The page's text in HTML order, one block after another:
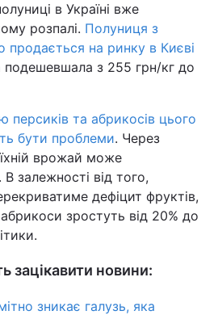
в Україні вже
розпалі. Полуниця з
продається на ринку в Києві
подешевшала з 255 грн/кг до
персиків та абрикосів цього
бути проблеми. Через
врожай може
В залежності від того,
дефіцит фруктів,
зростуть від 20% до
зацікавити новини:
зникає галузь, яка